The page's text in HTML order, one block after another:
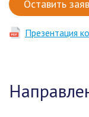
Оставить
Презентация